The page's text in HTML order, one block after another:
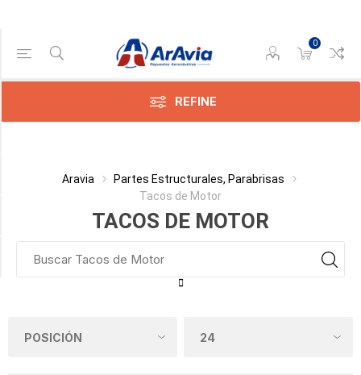
0
REFINE
Aravia
Partes Estructurales, Parabrisas
Tacos de Motor
TACOS DE MOTOR
Gama de precios
Min:$0.00
Categoría
Fabricante
Disponible